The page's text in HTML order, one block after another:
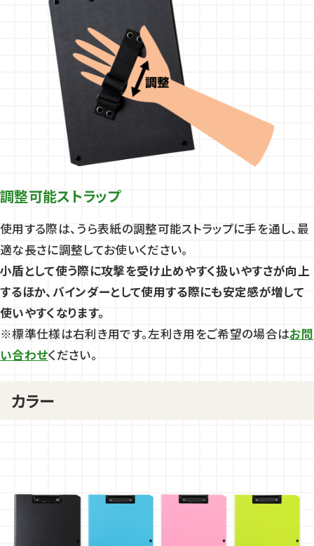
調整可能ストラップ
使用する際は、うら表紙の調整可能ストラップに手を通し、最
適な長さに調整してお使いください。
小盾として使う際に攻撃を受け止めやすく扱いやすさが向上
するほか、バインダーとして使用する際にも安定感が増して
使いやすくなります。
※標準仕様は右利き用です。左利き用をご希望の場合はお問
い合わせください。
カラー